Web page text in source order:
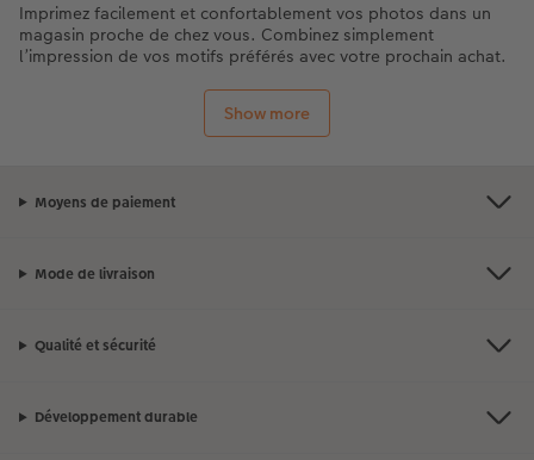
Show more
Imprimez facilement et confortablement vos photos dans un
magasin proche de chez vous. Combinez simplement
l’impression de vos motifs préférés avec votre prochain achat.
Outre les tirages photo, nous vous offrons la possibilité
d’imprimer des pêle-mêle, des designs ou d’autres produits
photo immédiats directement sur place et à emporter.
Moyens de paiement
Mode de livraison
Qualité et sécurité
Développement durable